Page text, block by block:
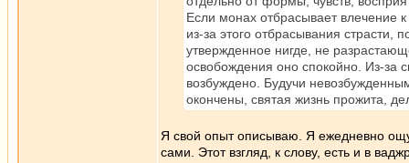
Если монах отбрасывает влечение
из-за этого отбрасывания
утвержденное нигде, не
освобождения оно спокойно. Из-за
возбуждено. Будучи
окончены, святая жизнь прожита,
Я свой опыт описываю. Я ежедневно
сами. Этот взгляд, к слову, есть и в